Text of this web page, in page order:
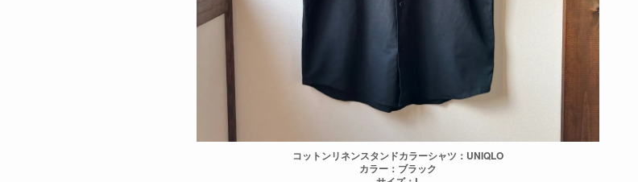
コットンリネンスタンドカラーシャツ：UNIQLO
カラー：ブラック